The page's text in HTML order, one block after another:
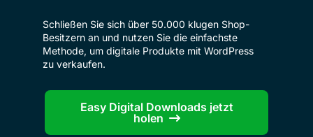
Schließen Sie sich über 50.000 klugen Shop-
Besitzern an und nutzen Sie die einfachste
Methode, um digitale Produkte mit WordPress
zu verkaufen.
Easy Digital Downloads jetzt
holen